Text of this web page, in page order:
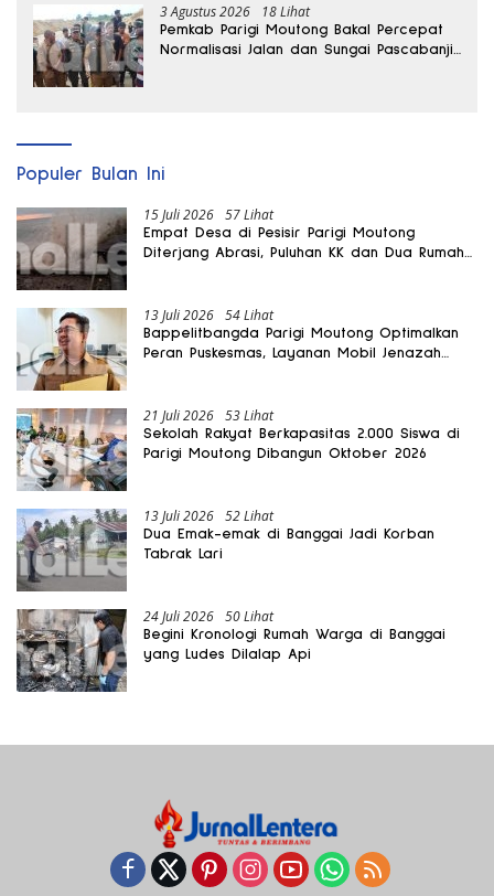
3 Agustus 2026 18 Lihat
Pemkab Parigi Moutong Bakal Percepat
Normalisasi Jalan dan Sungai Pascabanjir
Populer Bulan Ini
15 Juli 2026 57 Lihat
Empat Desa di Pesisir Parigi Moutong
Diterjang Abrasi, Puluhan KK dan Dua Rumah
13 Juli 2026 54 Lihat
Bappelitbangda Parigi Moutong Optimalkan
Peran Puskesmas, Layanan Mobil Jenazah
21 Juli 2026 53 Lihat
Sekolah Rakyat Berkapasitas 2.000 Siswa di
Parigi Moutong Dibangun Oktober 2026
13 Juli 2026 52 Lihat
Dua Emak-emak di Banggai Jadi Korban
Tabrak Lari
24 Juli 2026 50 Lihat
Begini Kronologi Rumah Warga di Banggai
yang Ludes Dilalap Api